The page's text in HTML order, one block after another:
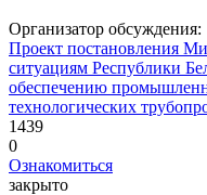
Организатор обсуждения:
Проект постановления
ситуациям Республики
обеспечению
технологических
1439
0
Ознакомиться
закрыто